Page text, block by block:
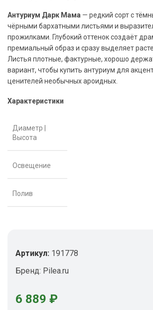
Антуриум Дарк Мама — редкий сорт с
чёрными бархатными листьями и
прожилками. Глубокий оттенок создаёт
премиальный образ и сразу выделяет
Листья плотные, фактурные, хорошо
вариант, чтобы купить антуриум для
ценителей необычных ароидных.
Характеристики
Диаметр |
Высота
Освещение
Полив
Артикул: 191778
Бренд: Pilea.ru
6 889 ₽